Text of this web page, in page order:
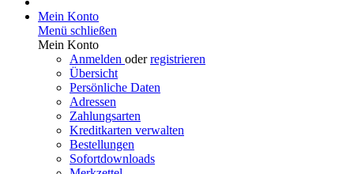
Mein Konto
Menü schließen
Mein Konto
Anmelden oderregistrieren
Übersicht
Persönliche Daten
Adressen
Zahlungsarten
Kreditkarten verwalten
Bestellungen
Sofortdownloads